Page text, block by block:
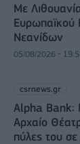
Με
Ευρωπαϊκού
Νεανίδων
05/08/2026 -
csrnews.gr
Alpha Bank:
Αρχαίο
πύλες του